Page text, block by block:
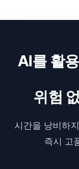
AI를 활
위험
시간을 낭비하
즉시 고